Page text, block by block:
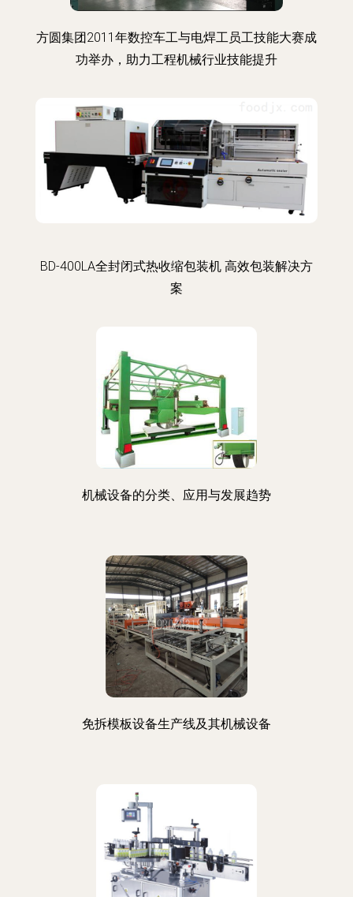
方圆集团2011年数控车工与电焊工员工技能大赛成
功举办，助力工程机械行业技能提升
BD-400LA全封闭式热收缩包装机 高效包装解决方
案
机械设备的分类、应用与发展趋势
免拆模板设备生产线及其机械设备